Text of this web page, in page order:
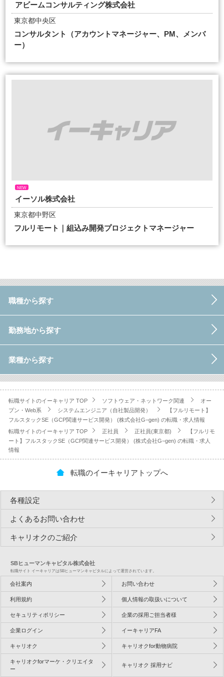
アビームコンサルティング株式会社
東京都中央区
コンサルタント（アカウントマネージャー、PM、メンバ
ー）
NEW
イーソル株式会社
東京都中野区
フルリモート｜組込み開発プロジェクトマネージャー
職種から探す
勤務地から探す
業種から探す
転職サイトのイーキャリア TOP ソフトウェア・ネットワーク関連
オー
プン・Web系
システムエンジニア（自社製品開発）
【フルリモート】
フルスタックSE（GCP関連サービス開発） (株式会社G−gen) の転職・求人情報
転職サイトのイーキャリア TOP
正社員 正社員(東京都)
【フルリモ
ート】フルスタックSE（GCP関連サービス開発） (株式会社G−gen) の転職・求人
情報
転職のイーキャリアトップへ
各種設定
よくあるお問い合わせ
キャリオクのご紹介
SBヒューマンキャピタル株式会社
転職サイト イーキャリアはSBヒューマンキャピタルによって運営されています。
会社案内 お問い合わせ
利用規約 個人情報の取扱いについて
セキュリティポリシー 企業の採用ご担当者様
企業ログイン イーキャリアFA
キャリオク キャリオクfor動物病院
キャリオクforマーケ・クリエイタ
ー
キャリオク 採用ナビ